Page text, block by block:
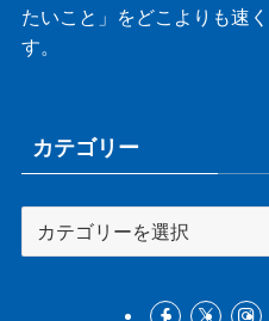
たいこと」をどこよりも速
す。
カテゴリー
テ